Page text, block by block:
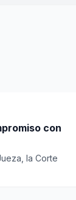
con
la Corte